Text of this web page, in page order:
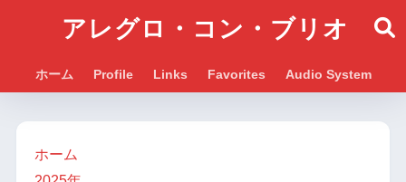
アレグロ・コン・ブリオ
ホーム Profile Links Favorites Audio System
ホーム